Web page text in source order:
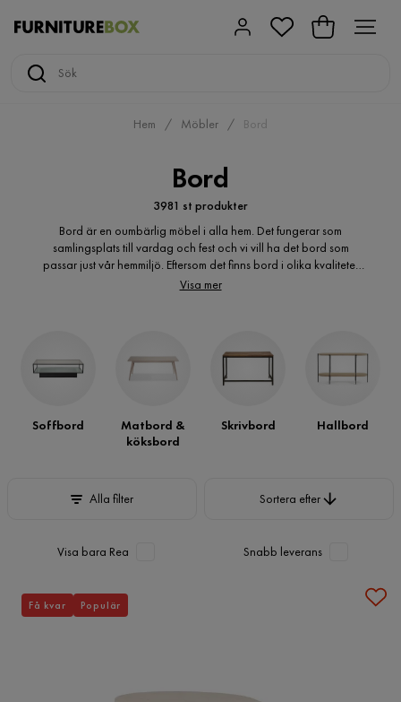
Hem Möbler Bord
Bord
3981 st produkter
Bord är en oumbärlig möbel i alla hem. Det fungerar som
samlingsplats till vardag och fest och vi vill ha det bord som
passar just vår hemmiljö. Eftersom det finns bord i olika kvaliteter
och storlekar kan det vara svårt att hitta sitt favoritbord. I stället för
något annat bord. På nätet kan du behändigt välja bland bord
av olika utseende och kvalitet, jämföra priser och hitta det du
önskar till ett billigt pris.
Visa mer
Soffbord
Matbord &
köksbord
Skrivbord Hallbord
Alla filter Sortera efter
Visa bara Rea Snabb leverans
Få kvar Populär